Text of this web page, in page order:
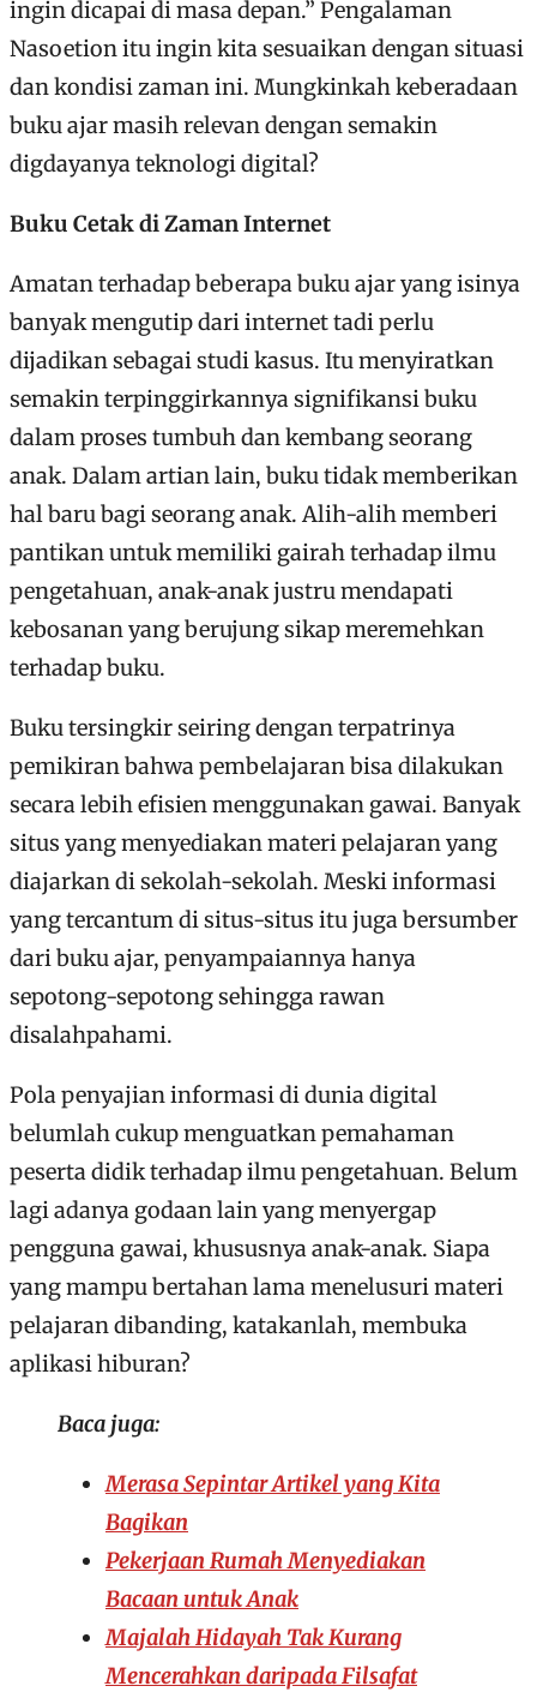
ingin dicapai di masa depan.” Pengalaman
Nasoetion itu ingin kita sesuaikan dengan situasi
dan kondisi zaman ini. Mungkinkah keberadaan
buku ajar masih relevan dengan semakin
digdayanya teknologi digital?
Buku Cetak di Zaman Internet
Amatan terhadap beberapa buku ajar yang isinya
banyak mengutip dari internet tadi perlu
dijadikan sebagai studi kasus. Itu menyiratkan
semakin terpinggirkannya signifikansi buku
dalam proses tumbuh dan kembang seorang
anak. Dalam artian lain, buku tidak memberikan
hal baru bagi seorang anak. Alih-alih memberi
pantikan untuk memiliki gairah terhadap ilmu
pengetahuan, anak-anak justru mendapati
kebosanan yang berujung sikap meremehkan
terhadap buku.
Buku tersingkir seiring dengan terpatrinya
pemikiran bahwa pembelajaran bisa dilakukan
secara lebih efisien menggunakan gawai. Banyak
situs yang menyediakan materi pelajaran yang
diajarkan di sekolah-sekolah. Meski informasi
yang tercantum di situs-situs itu juga bersumber
dari buku ajar, penyampaiannya hanya
sepotong-sepotong sehingga rawan
disalahpahami.
Pola penyajian informasi di dunia digital
belumlah cukup menguatkan pemahaman
peserta didik terhadap ilmu pengetahuan. Belum
lagi adanya godaan lain yang menyergap
pengguna gawai, khususnya anak-anak. Siapa
yang mampu bertahan lama menelusuri materi
pelajaran dibanding, katakanlah, membuka
aplikasi hiburan?
Baca juga:
Merasa Sepintar Artikel yang Kita
Bagikan
Pekerjaan Rumah Menyediakan
Bacaan untuk Anak
Majalah Hidayah Tak Kurang
Mencerahkan daripada Filsafat